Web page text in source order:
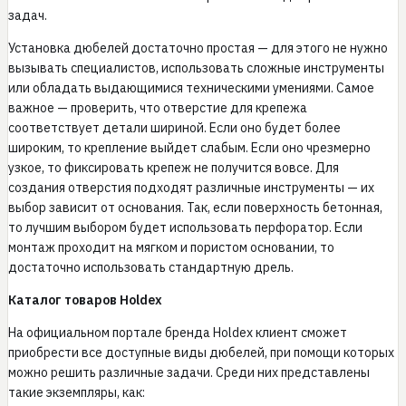
задач.
Установка дюбелей достаточно простая — для этого не нужно
вызывать специалистов, использовать сложные инструменты
или обладать выдающимися техническими умениями. Самое
важное — проверить, что отверстие для крепежа
соответствует детали шириной. Если оно будет более
широким, то крепление выйдет слабым. Если оно чрезмерно
узкое, то фиксировать крепеж не получится вовсе. Для
создания отверстия подходят различные инструменты — их
выбор зависит от основания. Так, если поверхность бетонная,
то лучшим выбором будет использовать перфоратор. Если
монтаж проходит на мягком и пористом основании, то
достаточно использовать стандартную дрель.
Каталог товаров Holdex
На официальном портале бренда Holdex клиент сможет
приобрести все доступные виды дюбелей, при помощи которых
можно решить различные задачи. Среди них представлены
такие экземпляры, как: